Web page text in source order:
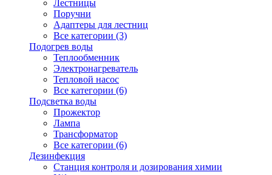
Лестницы
Поручни
Адаптеры для лестниц
Все категории (3)
Подогрев воды
Теплообменник
Электронагреватель
Тепловой насос
Все категории (6)
Подсветка воды
Прожектор
Лампа
Трансформатор
Все категории (6)
Дезинфекция
Станция контроля и дозирования химии